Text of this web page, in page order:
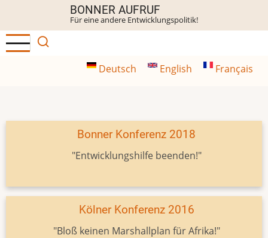
Inhalt
BONNER AUFRUF
Für eine andere Entwicklungspolitik!
Deutsch English Français
Bonner Konferenz 2018
"Entwicklungshilfe beenden!"
Kölner Konferenz 2016
"Bloß keinen Marshallplan für Afrika!"